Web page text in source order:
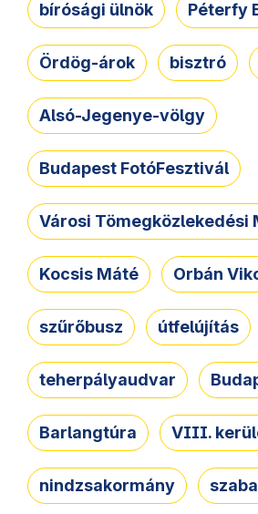
bírósági ülnök Péterfy
Ördög-árok bisztró
Alsó-Jegenye-völgy
Budapest FotóFesztivál
Városi Tömegközlekedési
Kocsis Máté Orbán
szűrőbusz útfelújítás
teherpályaudvar
Barlangtúra VIII.
nindzsakormány